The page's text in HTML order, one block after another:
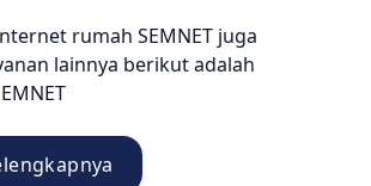
rumah SEMNET juga
lainnya berikut adalah